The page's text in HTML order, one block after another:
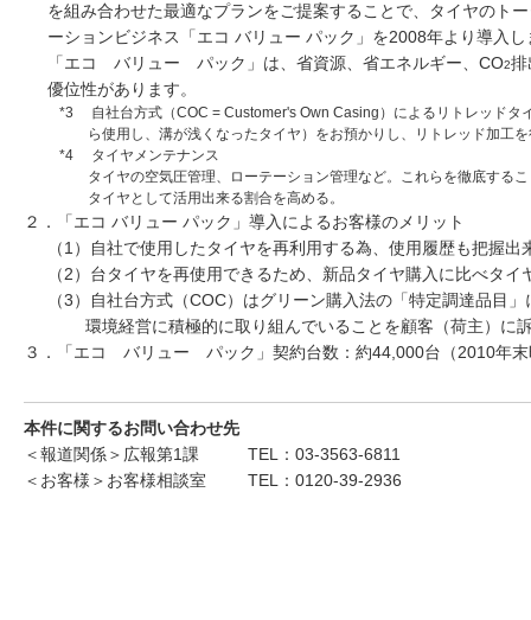
を組み合わせた最適なプランをご提案することで、タイヤのト
ーションビジネス「エコ バリュー パック」を2008年より導入し
「エコ バリュー パック」は、省資源、省エネルギー、CO2排
優位性があります。
*3 自社台方式（COC = Customer's Own Casing）によるリトレッドタ
ら使用し、溝が浅くなったタイヤ）をお預かりし、リトレッド加工
*4 タイヤメンテナンス
タイヤの空気圧管理、ローテーション管理など。これらを徹底する
タイヤとして活用出来る割合を高める。
２．「エコ バリュー パック」導入によるお客様のメリット
（1）自社で使用したタイヤを再利用する為、使用履歴も把握出
（2）台タイヤを再使用できるため、新品タイヤ購入に比べタ
（3）自社台方式（COC）はグリーン購入法の「特定調達品目
環境経営に積極的に取り組んでいることを顧客（荷主）に
３．「エコ バリュー パック」契約台数：約44,000台（2010年末
本件に関するお問い合わせ先
＜報道関係＞広報第1課
TEL：03-3563-6811
＜お客様＞お客様相談室
TEL：0120-39-2936